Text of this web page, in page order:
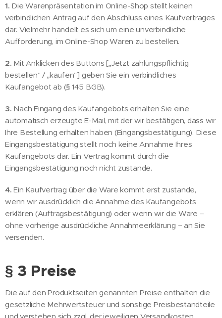
1. Die Warenpräsentation im Online-Shop stellt keinen
verbindlichen Antrag auf den Abschluss eines Kaufvertrages
dar. Vielmehr handelt es sich um eine unverbindliche
Aufforderung, im Online-Shop Waren zu bestellen.
2. Mit Anklicken des Buttons [„Jetzt zahlungspflichtig
bestellen“ / „kaufen“] geben Sie ein verbindliches
Kaufangebot ab (§ 145 BGB).
3. Nach Eingang des Kaufangebots erhalten Sie eine
automatisch erzeugte E-Mail, mit der wir bestätigen, dass wir
Ihre Bestellung erhalten haben (Eingangsbestätigung). Diese
Eingangsbestätigung stellt noch keine Annahme Ihres
Kaufangebots dar. Ein Vertrag kommt durch die
Eingangsbestätigung noch nicht zustande.
4. Ein Kaufvertrag über die Ware kommt erst zustande,
wenn wir ausdrücklich die Annahme des Kaufangebots
erklären (Auftragsbestätigung) oder wenn wir die Ware –
ohne vorherige ausdrückliche Annahmeerklärung – an Sie
versenden.
§ 3 Preise
Die auf den Produktseiten genannten Preise enthalten die
gesetzliche Mehrwertsteuer und sonstige Preisbestandteile